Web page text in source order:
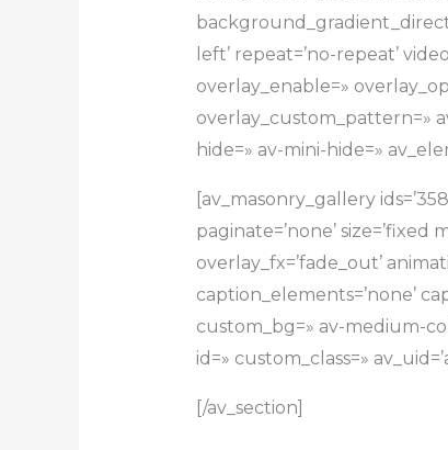
left’ repeat=’no-repeat’
overlay_enable=»
overlay_custom_pattern=»
hide=» av-mini-hide=»
[av_masonry_gallery
paginate=’none’ size=’fixed
overlay_fx=’fade_out’
caption_elements=’none’
custom_bg=» av-medium-
id=» custom_class=»
[/av_section]